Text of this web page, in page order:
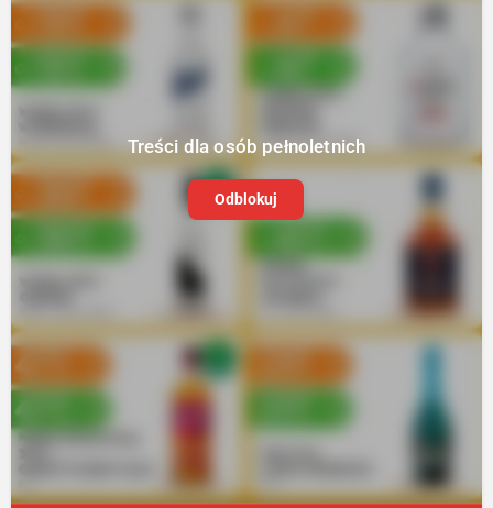
Treści dla osób pełnoletnich
Odblokuj